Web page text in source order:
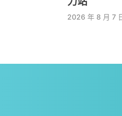
2026 年 8 月 7